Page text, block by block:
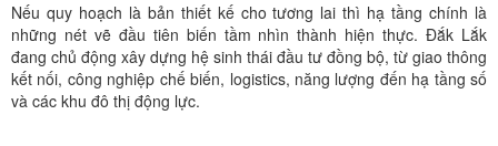
Nếu quy hoạch là bản thiết kế cho tương lai thì hạ tầng chính là
những nét vẽ đầu tiên biến tầm nhìn thành hiện thực. Đắk Lắk
đang chủ động xây dựng hệ sinh thái đầu tư đồng bộ, từ giao thông
kết nối, công nghiệp chế biến, logistics, năng lượng đến hạ tầng số
và các khu đô thị động lực.